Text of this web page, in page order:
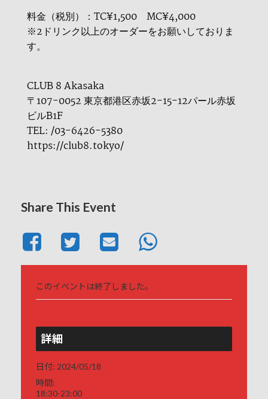
料金（税別）：TC¥1,500 MC¥4,000
※2ドリンク以上のオーダーをお願いしておりま
す。
CLUB 8 Akasaka
〒107-0052 東京都港区赤坂2-15-12パール赤坂
ビルB1F
TEL: /03-6426-5380
https://club8.tokyo/
Share This Event
このイベントは終了しました。
詳細
日付: 2024/05/18
時間:
18:30-23:00